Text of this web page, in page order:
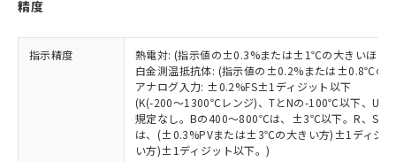
精度
指示精度
熱電対: (指示値の±0.3%または±1℃の大きいほう
白金測温抵抗体: (指示値の±0.2%または±0.8℃の
アナログ入力: ±0.2%FS±1ディジット以下
(K(-200～1300℃レンジ)、TとNの-100℃以下、U
規定なし。Bの400～800℃は、±3℃以下。R、S
は、(±0.3%PVまたは±3℃の大きい方)±1ディジ
い方)±1ディジット以下。)
また、RoHS指令のフタル酸エステル類４
物質の対応では、対応完了までの期間は出
荷製品に未対応品が混在することから備考
欄に対応日を記載しておりました。
既に当社にて対応品への在庫切替を完了
していることから、特段のことがない限
り、2022年1月12日より割愛しておりま